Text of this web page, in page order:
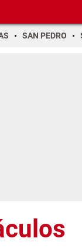
SAN PEDRO